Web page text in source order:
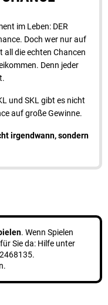
im Leben: DER
Doch wer nur auf
die echten Chancen
Denn jeder
und SKL gibt es nicht
auf große Gewinne.
irgendwann, sondern
. Wenn Spielen
Sie da: Hilfe unter
.